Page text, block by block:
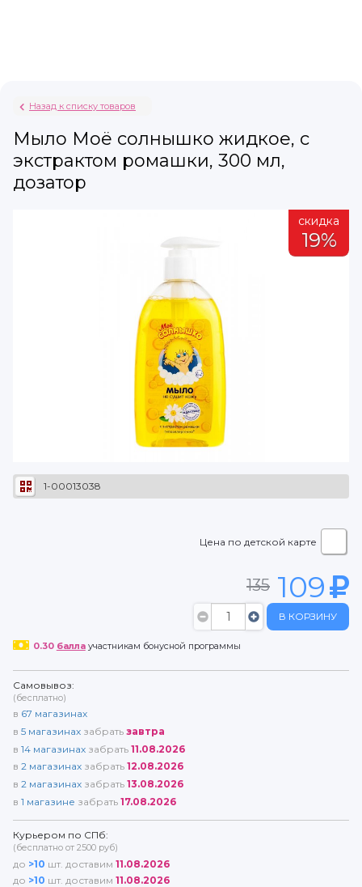
Назад к списку товаров
Мыло Моё солнышко жидкое, с
экстрактом ромашки, 300 мл,
дозатор
скидка
19%
1-00013038
Цена по детской карте
135 109
В КОРЗИНУ
0.30 баллаучастникам бонусной программы
Самовывоз:
(бесплатно)
в 67 магазинах
в 5 магазинах забрать завтра
в 14 магазинах забрать 11.08.2026
в 2 магазинах забрать 12.08.2026
в 2 магазинах забрать 13.08.2026
в 1 магазине забрать 17.08.2026
Курьером по СПб:
(бесплатно от 2500 руб)
до >10 шт. доставим 11.08.2026
до >10 шт. доставим 11.08.2026